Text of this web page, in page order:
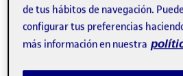
de tus hábitos de navegación.
configurar tus preferencias
más información en nuestra